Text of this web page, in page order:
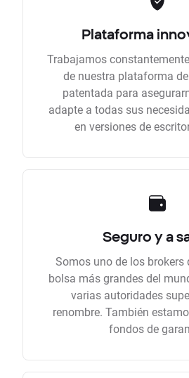
Plataforma
Trabajamos
de nuestra plataforma
patentada para
adapte a todas sus
en versiones de
Seguro y a
Somos uno de los brokers
bolsa más grandes del
varias autoridades
renombre. También
fondos de